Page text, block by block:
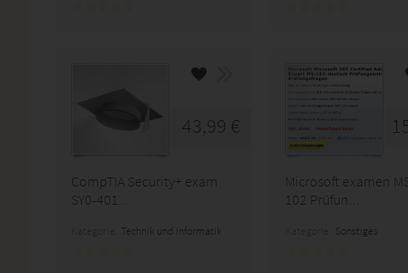
43,99 €
CompTIA Security+ exam
SY0-401...
Technik und Informatik
Microsoft examen
102 Prüfun...
Sonstiges